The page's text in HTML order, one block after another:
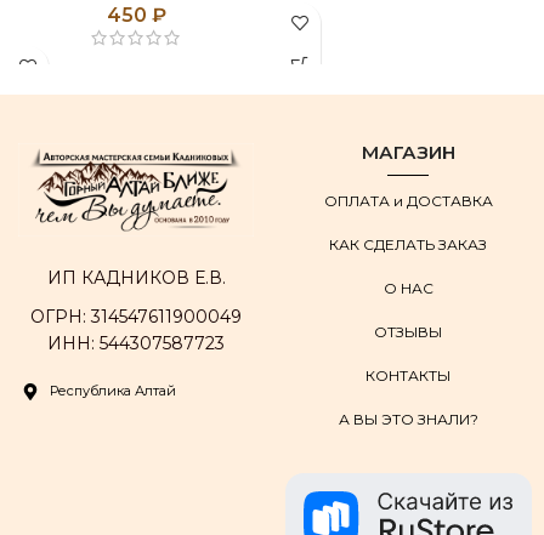
450 ₽
ИП КАДНИКОВ Е.В.
ОГРН: 314547611900049
ИНН: 544307587723
Республика Алтай
МАГАЗИН
ОПЛАТА и ДОСТАВКА
КАК СДЕЛАТЬ ЗАКАЗ
О НАС
ОТЗЫВЫ
КОНТАКТЫ
А ВЫ ЭТО ЗНАЛИ?